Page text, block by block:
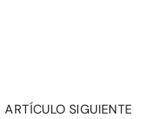
ARTÍCULO SIGUIENTE